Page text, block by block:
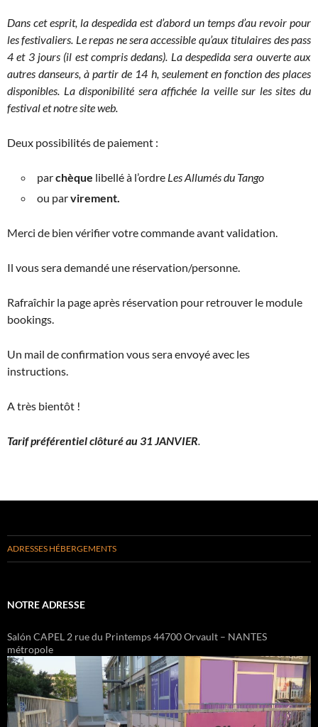
Dans cet esprit, la despedida est d’abord un temps d’au revoir pour
les festivaliers. Le repas ne sera accessible qu’aux titulaires des pass
4 et 3 jours (il est compris dedans). La despedida sera ouverte aux
autres danseurs, à partir de 14 h, seulement en fonction des places
disponibles. La disponibilité sera affichée la veille sur les sites du
festival et notre site web.
Deux possibilités de paiement :
parchèque libellé à l’ordre Les Allumés du Tango
ou parvirement.
Merci de bien vérifier votre commande avant validation.
Il vous sera demandé une réservation/personne.
Rafraîchir la page après réservation pour retrouver le module
bookings.
Un mail de confirmation vous sera envoyé avec les
instructions.
A très bientôt !
Tarif préférentiel clôturé au 31 JANVIER.
ADRESSES HÉBERGEMENTS
NOTRE ADRESSE
Salón CAPEL 2 rue du Printemps 44700 Orvault – NANTES
métropole